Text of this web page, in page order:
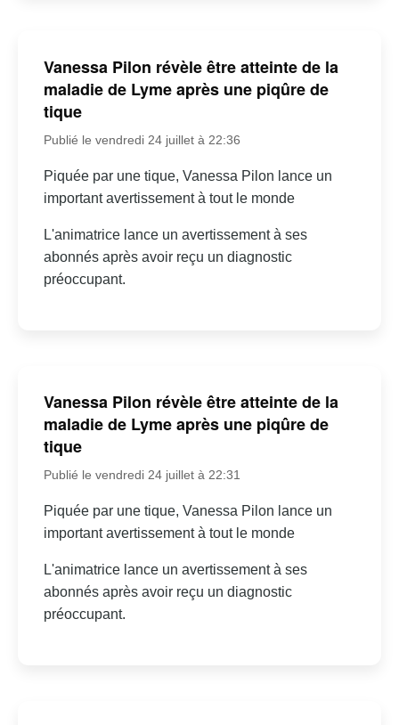
Vanessa Pilon révèle être atteinte de la
maladie de Lyme après une piqûre de
tique
Publié le vendredi 24 juillet à 22:36
Piquée par une tique, Vanessa Pilon lance un
important avertissement à tout le monde
L'animatrice lance un avertissement à ses
abonnés après avoir reçu un diagnostic
préoccupant.
Vanessa Pilon révèle être atteinte de la
maladie de Lyme après une piqûre de
tique
Publié le vendredi 24 juillet à 22:31
Piquée par une tique, Vanessa Pilon lance un
important avertissement à tout le monde
L'animatrice lance un avertissement à ses
abonnés après avoir reçu un diagnostic
préoccupant.